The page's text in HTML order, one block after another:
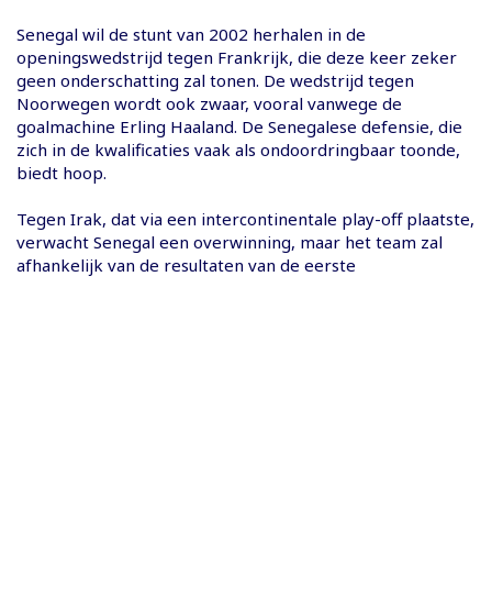
Senegal wil de stunt van 2002 herhalen in de
openingswedstrijd tegen Frankrijk, die deze keer zeker
geen onderschatting zal tonen. De wedstrijd tegen
Noorwegen wordt ook zwaar, vooral vanwege de
goalmachine Erling Haaland. De Senegalese defensie, die
zich in de kwalificaties vaak als ondoordringbaar toonde,
biedt hoop.
Tegen Irak, dat via een intercontinentale play-off plaatste,
verwacht Senegal een overwinning, maar het team zal
afhankelijk van de resultaten van de eerste